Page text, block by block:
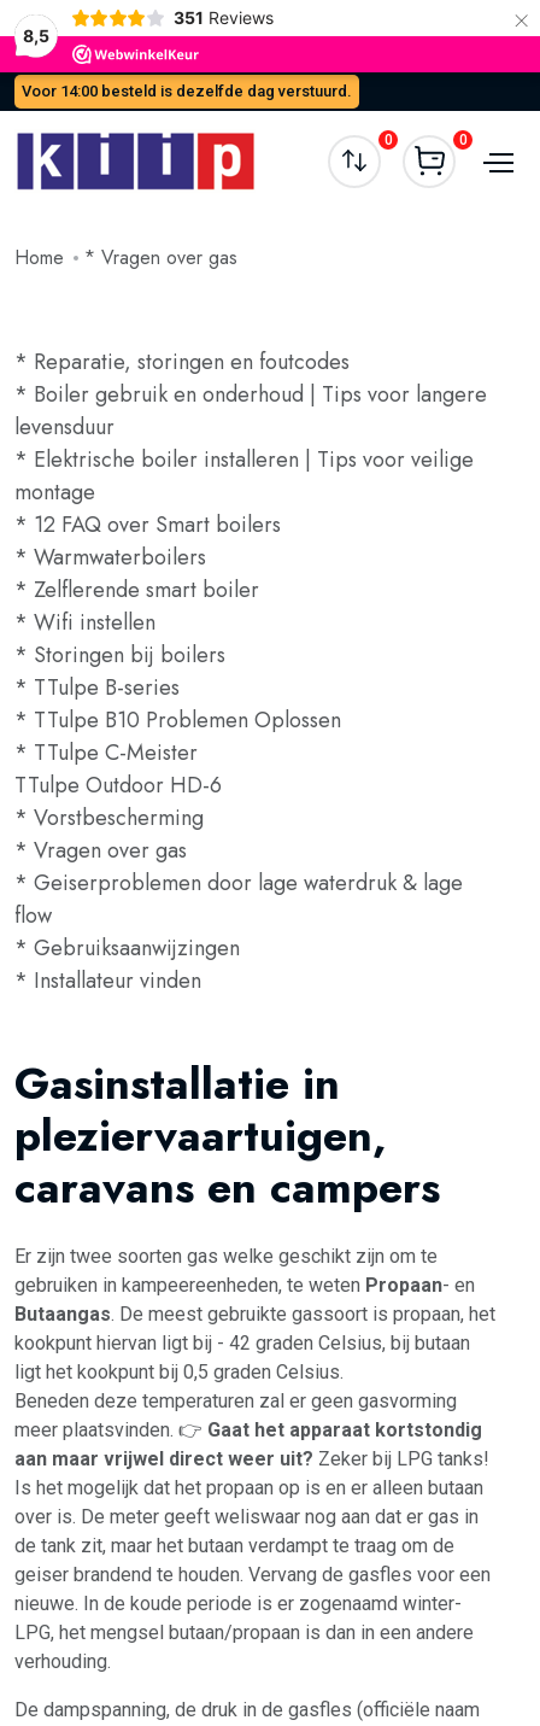
8,5
351 Reviews ×
Voor 14:00 besteld is dezelfde dag verstuurd.
0 0
Home * Vragen over gas
* Reparatie, storingen en foutcodes
* Boiler gebruik en onderhoud | Tips voor langere
levensduur
* Elektrische boiler installeren | Tips voor veilige
montage
* 12 FAQ over Smart boilers
* Warmwaterboilers
* Zelflerende smart boiler
* Wifi instellen
* Storingen bij boilers
* TTulpe B-series
* TTulpe B10 Problemen Oplossen
* TTulpe C-Meister
TTulpe Outdoor HD-6
* Vorstbescherming
* Vragen over gas
* Geiserproblemen door lage waterdruk & lage
flow
* Gebruiksaanwijzingen
* Installateur vinden
Gasinstallatie in
pleziervaartuigen,
caravans en campers
Er zijn twee soorten gas welke geschikt zijn om te
gebruiken in kampeereenheden, te weten Propaan- en
Butaangas. De meest gebruikte gassoort is propaan, het
kookpunt hiervan ligt bij - 42 graden Celsius, bij butaan
ligt het kookpunt bij 0,5 graden Celsius.
Beneden deze temperaturen zal er geen gasvorming
meer plaatsvinden. 👉 Gaat het apparaat kortstondig
aan maar vrijwel direct weer uit? Zeker bij LPG tanks!
Is het mogelijk dat het propaan op is en er alleen butaan
over is. De meter geeft weliswaar nog aan dat er gas in
de tank zit, maar het butaan verdampt te traag om de
geiser brandend te houden. Vervang de gasfles voor een
nieuwe. In de koude periode is er zogenaamd winter-
LPG, het mengsel butaan/propaan is dan in een andere
verhouding.
De dampspanning, de druk in de gasfles (officiële naam